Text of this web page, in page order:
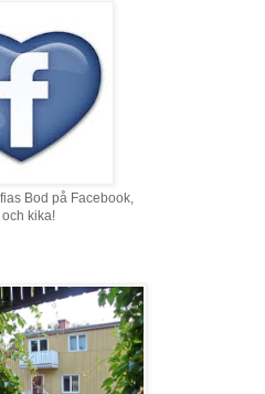
Bod på Facebook,
kika!